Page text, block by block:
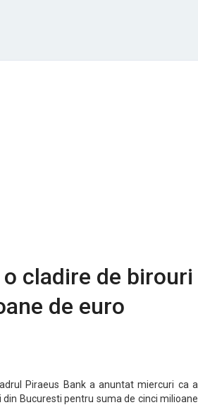
cladire de birouri
de euro
Piraeus Bank a anuntat miercuri ca a
Bucuresti pentru suma de cinci milioane